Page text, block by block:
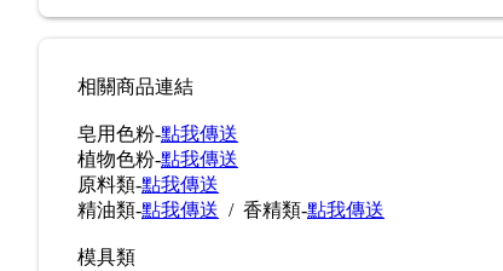
相關商品連結
皂用色粉-點我傳送
植物色粉-點我傳送
原料類-點我傳送
精油類-點我傳送 / 香精類-點我傳送
模具類